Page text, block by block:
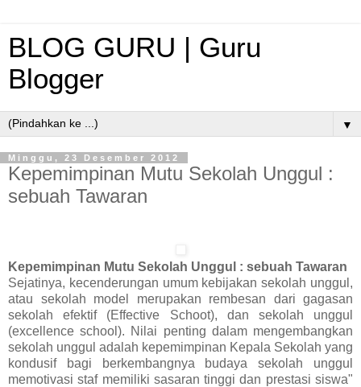
BLOG GURU | Guru
Blogger
▼
Minggu, 23 Desember 2012
Kepemimpinan Mutu Sekolah Unggul :
sebuah Tawaran
Kepemimpinan Mutu Sekolah Unggul : sebuah Tawaran
Sejatinya, kecenderungan umum kebijakan sekolah unggul,
atau sekolah model merupakan rembesan dari gagasan
sekolah efektif (Effective Schoot), dan sekolah unggul
(excellence school). Nilai penting dalam mengembangkan
sekolah unggul adalah kepemimpinan Kepala Sekolah yang
kondusif bagi berkembangnya budaya sekolah unggul
memotivasi staf memiliki sasaran tinggi dan prestasi siswa"